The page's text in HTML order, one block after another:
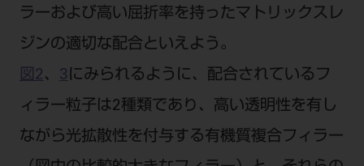
ラーおよび高い屈折率を持ったマトリックスレ
ジンの適切な配合といえよう。
図2 、 3 にみられるように、配合されているフ
ィラー粒子は2種類であり、高い透明性を有し
ながら光拡散性を付与する有機質複合フィラー